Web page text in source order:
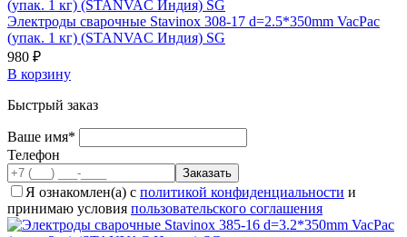
Электроды сварочные Stavinox 308-17 d=2.5*350mm VacPac
(упак. 1 кг) (STANVAC Индия) SG
980 ₽
В корзину
Быстрый заказ
Ваше имя*
Телефон
Я ознакомлен(а) с политикой конфиденциальности и
принимаю условия пользовательского соглашения